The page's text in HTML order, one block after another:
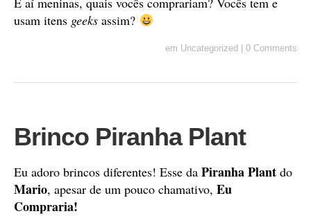
usam itens geeks assim?
em Uncategorized 0 Comments
Brinco Piranha Plant
Eu adoro brincos diferentes! Esse da Piranha Plant do
Mario, apesar de um pouco chamativo, Eu
Compraria!